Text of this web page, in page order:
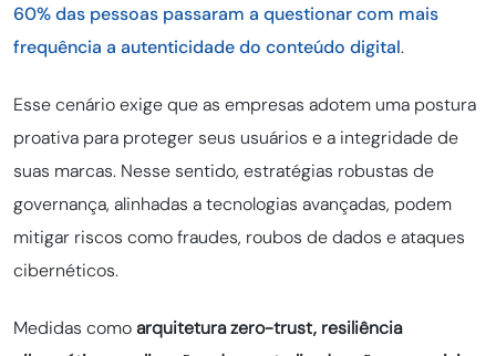
60% das pessoas passaram a questionar com mais
frequência a autenticidade do conteúdo digital.
Esse cenário exige que as empresas adotem uma postura
proativa para proteger seus usuários e a integridade de
suas marcas. Nesse sentido, estratégias robustas de
governança, alinhadas a tecnologias avançadas, podem
mitigar riscos como fraudes, roubos de dados e ataques
cibernéticos.
Medidas comoarquitetura zero-trust, resiliência